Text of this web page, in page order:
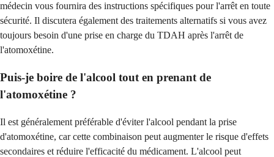
médecin vous fournira des instructions spécifiques pour l'arrêt en toute
sécurité. Il discutera également des traitements alternatifs si vous avez
toujours besoin d'une prise en charge du TDAH après l'arrêt de
l'atomoxétine.
Puis-je boire de l'alcool tout en prenant de
l'atomoxétine ?
Il est généralement préférable d'éviter l'alcool pendant la prise
d'atomoxétine, car cette combinaison peut augmenter le risque d'effets
secondaires et réduire l'efficacité du médicament. L'alcool peut